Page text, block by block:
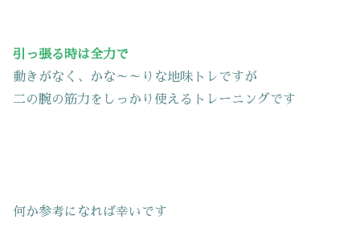
引っ張る時は全力で
動きがなく、かな～～りな地味トレですが
二の腕の筋力をしっかり使えるトレーニングです
何か参考になれば幸いです